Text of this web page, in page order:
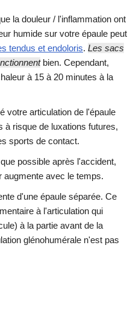
la douleur / l'inflammation ont
humide sur votre épaule peut
tendus et endoloris. Les sacs
bien. Cependant,
à 15 à 20 minutes à la
votre articulation de l'épaule
à risque de luxations futures,
sports de contact.
possible après l'accident,
augmente avec le temps.
d'une épaule séparée. Ce
à l'articulation qui
à la partie avant de la
glénohumérale n'est pas